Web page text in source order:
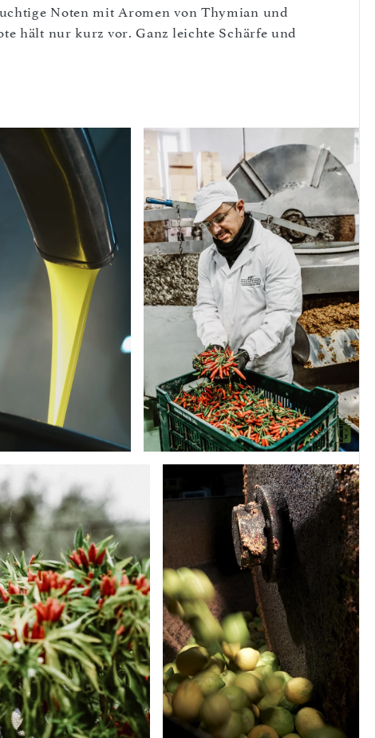
Noten mit Aromen von Thymian und
hält nur kurz vor. Ganz leichte Schärfe und